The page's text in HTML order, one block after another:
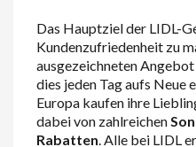
Das Hauptziel der LIDL-
Kundenzufriedenheit zu
ausgezeichneten
dies jeden Tag aufs Neue
Europa kaufen ihre
dabei von zahlreichen
Rabatten. Alle bei LIDL